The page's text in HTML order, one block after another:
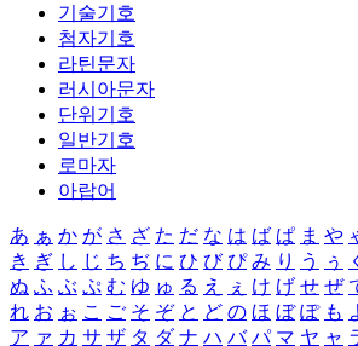
기술기호
첨자기호
라틴문자
러시아문자
단위기호
일반기호
로마자
아랍어
あ ぁ か が さ ざ た だ な は ば ぱ ま や
き ぎ し じ ち ぢ に ひ び ぴ み り う ぅ
ぬ ふ ぶ ぷ む ゆ ゅ る え ぇ け げ せ ぜ
れ お ぉ こ ご そ ぞ と ど の ほ ぼ ぽ も
ア ァ カ サ ザ タ ダ ナ ハ バ パ マ ヤ ャ